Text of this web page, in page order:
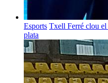
Esports Txell Ferré clou el
plata